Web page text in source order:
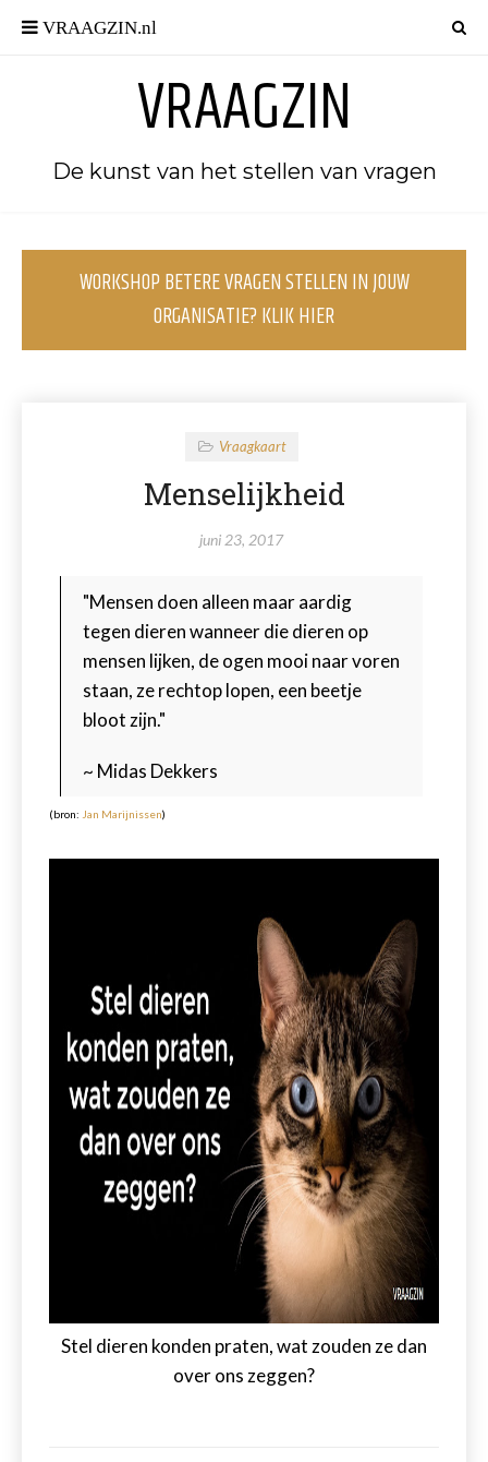
VRAAGZIN
De kunst van het stellen van vragen
WORKSHOP BETERE VRAGEN STELLEN IN JOUW
ORGANISATIE? KLIK HIER
Vraagkaart
Menselijkheid
juni 23, 2017
"Mensen doen alleen maar aardig
tegen dieren wanneer die dieren op
mensen lijken, de ogen mooi naar voren
staan, ze rechtop lopen, een beetje
bloot zijn."
~ Midas Dekkers
(bron: Jan Marijnissen)
Stel dieren konden praten, wat zouden ze dan
over ons zeggen?